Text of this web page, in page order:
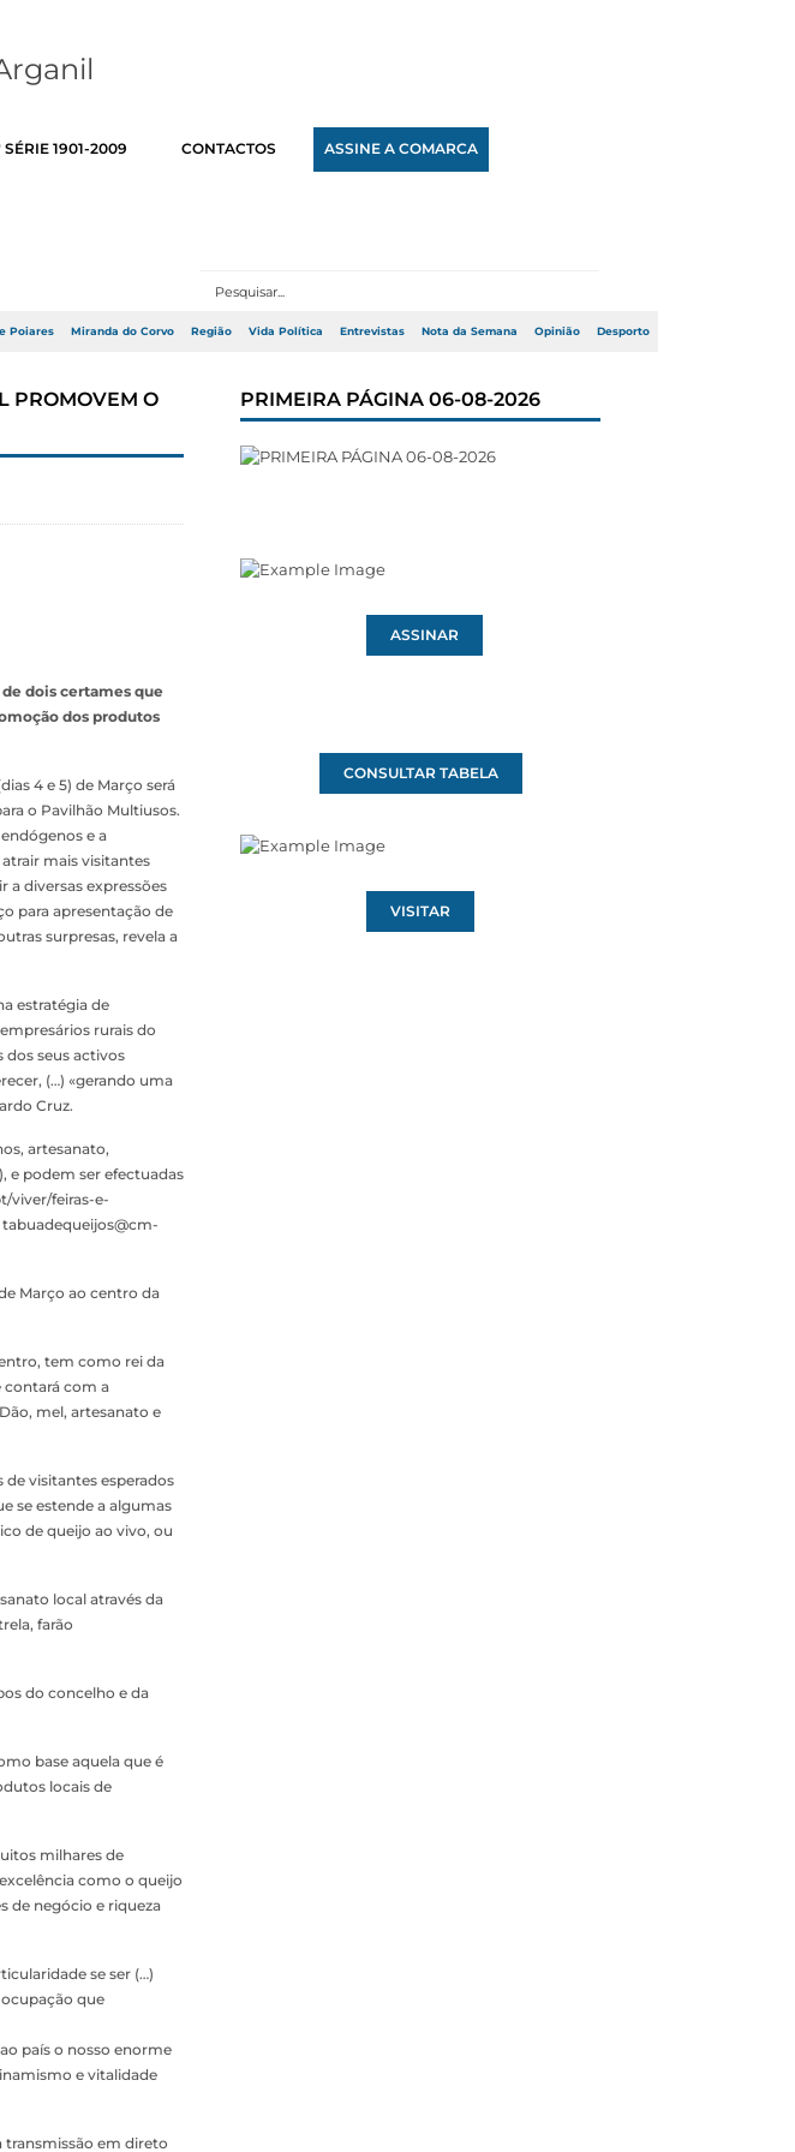
SÉRIE 1901-2009 CONTACTOS ASSINE A COMARCA
Go...
Poiares Miranda do Corvo Região Vida Política Entrevistas Nota da Semana Opinião Desporto
PROMOVEM O
dois certames que
dos produtos
4 e 5) de Março será
o Pavilhão Multiusos.
e a
mais visitantes
a diversas expressões
para apresentação de
surpresas, revela a
estratégia de
rurais do
seus activos
(…) «gerando uma
Cruz.
artesanato,
e podem ser efectuadas
viver/feiras-e-
Março ao centro da
tem como rei da
contará com a
mel, artesanato e
visitantes esperados
se estende a algumas
de queijo ao vivo, ou
local através da
farão
do concelho e da
base aquela que é
locais de
milhares de
como o queijo
de negócio e riqueza
se ser (…)
que
país o nosso enorme
e vitalidade
transmissão em direto
PRIMEIRA PÁGINA 06-08-2026
ASSINAR
CONSULTAR TABELA
VISITAR